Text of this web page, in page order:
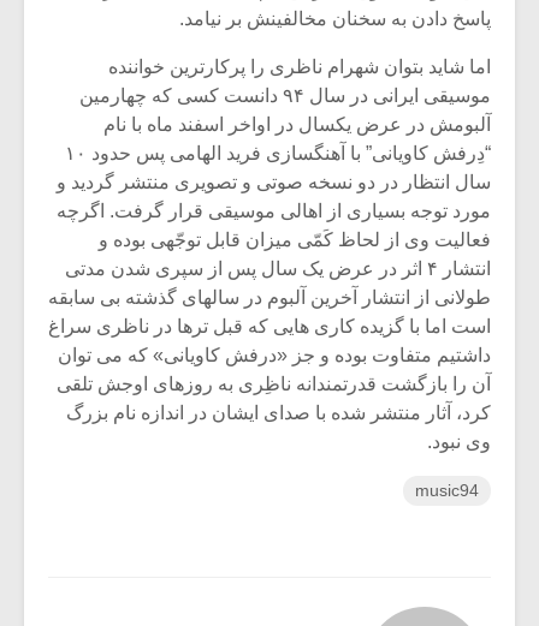
پاسخ دادن به سخنان مخالفینش بر نیامد.
اما شاید بتوان شهرام ناظری را پرکارترین خواننده
موسیقی ایرانی در سال ۹۴ دانست کسی که چهارمین
آلبومش در عرض یکسال در اواخر اسفند ماه با نام
“دِرفش کاویانی” با آهنگسازی فرید الهامی پس حدود ۱۰
سال انتظار در دو نسخه صوتی و تصویری منتشر گردید و
مورد توجه بسیاری از اهالی موسیقی قرار گرفت. اگرچه
فعالیت وی از لحاظ کَمّی میزان قابل توجّهی بوده و
انتشار ۴ اثر در عرض یک سال پس از سپری شدن مدتی
طولانی از انتشار آخرین آلبوم در سالهای گذشته بی سابقه
است اما با گزیده کاری هایی که قبل ترها در ناظری سراغ
داشتیم متفاوت بوده و جز «درفش کاویانی» که می توان
آن را بازگشت قدرتمندانه ناظِری به روزهای اوجش تلقی
کرد، آثار منتشر شده با صدای ایشان در اندازه نام بزرگ
وی نبود.
music94